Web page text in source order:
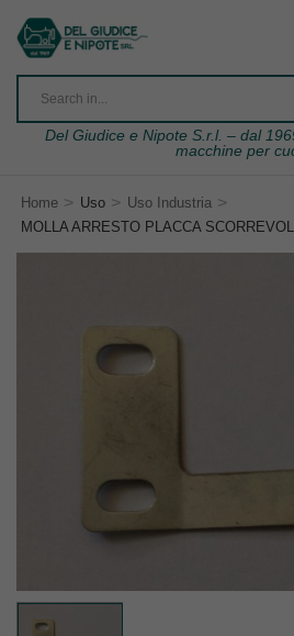
Del Giudice e Nipote S.r.l. – dal
macchine per
Home > Uso > Uso Industria >
MOLLA ARRESTO PLACCA